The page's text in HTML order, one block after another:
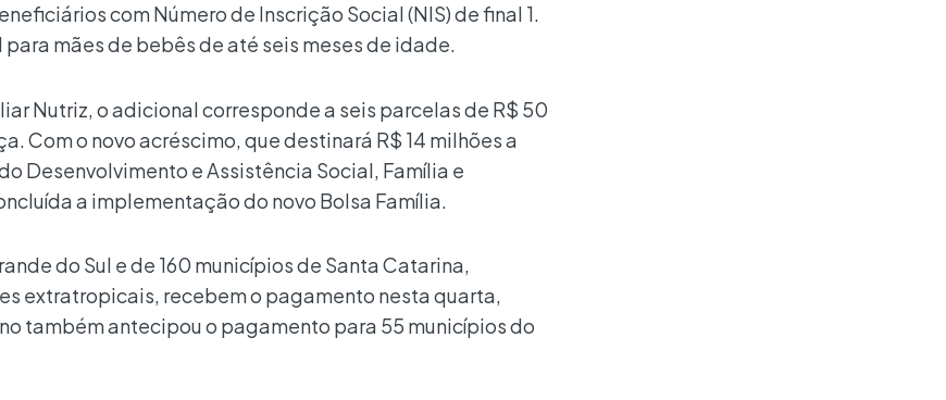
com Número de Inscrição Social (NIS) de final 1.
mães de bebês de até seis meses de idade.
Nutriz, o adicional corresponde a seis parcelas de R$ 50
Com o novo acréscimo, que destinará R$ 14 milhões a
Desenvolvimento e Assistência Social, Família e
a implementação do novo Bolsa Família.
do Sul e de 160 municípios de Santa Catarina,
extratropicais, recebem o pagamento nesta quarta,
também antecipou o pagamento para 55 municípios do